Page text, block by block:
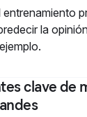
la
clave de